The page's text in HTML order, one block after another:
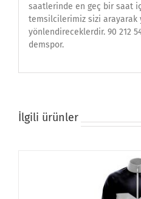
saatlerinde en geç bir saat
temsilcilerimiz sizi arayarak
yönlendireceklerdir. 90 212
demspor.
İlgili ürünler